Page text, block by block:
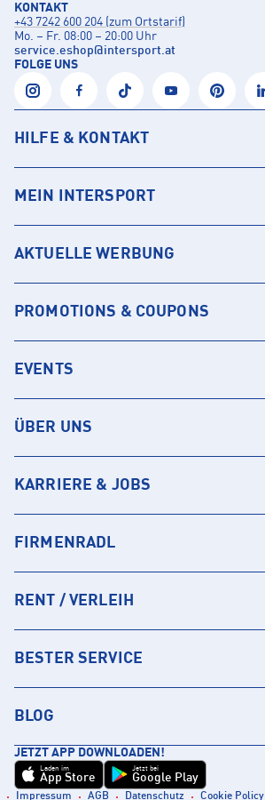
KONTAKT
+43 7242 600 204 (zum Ortstarif)
Mo. – Fr. 08:00 – 20:00 Uhr
service.eshop@intersport.at
FOLGE UNS
HILFE & KONTAKT
MEIN INTERSPORT
AKTUELLE WERBUNG
PROMOTIONS & COUPONS
EVENTS
ÜBER UNS
KARRIERE & JOBS
FIRMENRADL
RENT / VERLEIH
BESTER SERVICE
BLOG
JETZT APP DOWNLOADEN!
Laden im
App Store
Jetzt bei
Google Play
Impressum AGB Datenschutz Cookie Policy